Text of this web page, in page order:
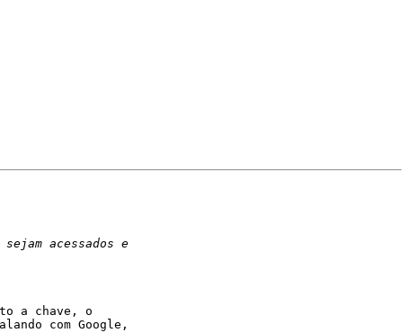
a chave, o
com Google,